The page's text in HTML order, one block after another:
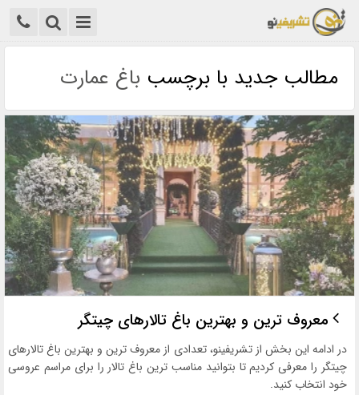
مطالب جدید با برچسب باغ عمارت
معروف ترین و بهترین باغ تالارهای چیتگر
در ادامه این بخش از تشریفینو، تعدادی از معروف ترین و بهترین باغ تالارهای
چیتگر را معرفی کردیم تا بتوانید مناسب ترین باغ تالار را برای مراسم عروسی
خود انتخاب کنید.